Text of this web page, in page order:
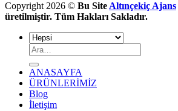
Copyright 2026 © Bu Site Altınçekiç Ajans
üretilmiştir. Tüm Hakları Sakladır.
ANASAYFA
ÜRÜNLERİMİZ
Blog
İletişim